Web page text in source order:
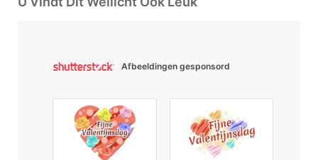
Afbeeldingen gesponsord